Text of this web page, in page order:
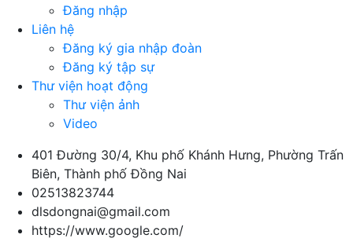
Đăng nhập
Liên hệ
Đăng ký gia nhập đoàn
Đăng ký tập sự
Thư viện hoạt động
Thư viện ảnh
Video
401 Đường 30/4, Khu phố Khánh Hưng, Phường Trấn
Biên, Thành phố Đồng Nai
02513823744
dlsdongnai@gmail.com
https://www.google.com/